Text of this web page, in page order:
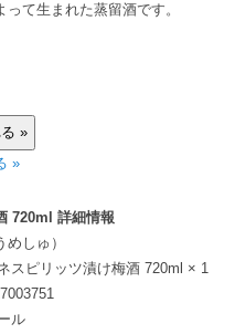
て生まれた蒸留酒です。
»
720ml 詳細情報
しゅ）
スピリッツ漬け梅酒 720ml × 1
ル